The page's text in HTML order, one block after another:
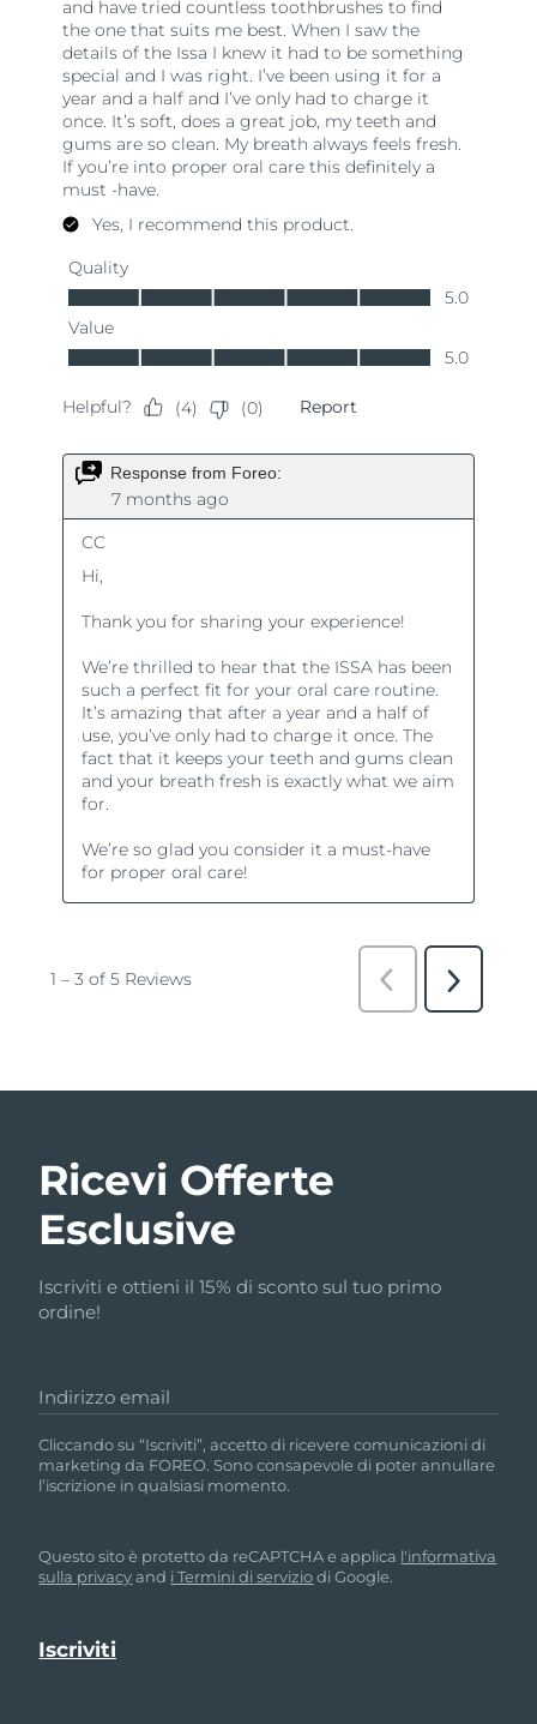
Ricevi Offerte
Esclusive
Iscriviti e ottieni il 15% di sconto sul tuo primo
ordine!
Indirizzo email
Cliccando su “Iscriviti”, accetto di ricevere comunicazioni di
marketing da FOREO. Sono consapevole di poter annullare
l’iscrizione in qualsiasi momento.
Questo sito è protetto da reCAPTCHA e applica l'informativa
sulla privacyand i Termini di serviziodi Google.